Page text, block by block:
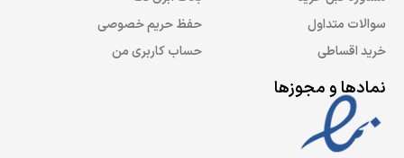
سوالات متداول
خرید اقساطی
حفظ حریم خصوصی
حساب کاربری من
نمادها و مجوزها